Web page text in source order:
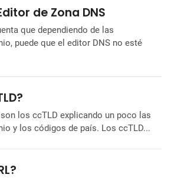
de Zona DNS
que dependiendo de las
puede que el editor DNS no esté
los ccTLD explicando un poco las
y los códigos de país. Los ccTLD...